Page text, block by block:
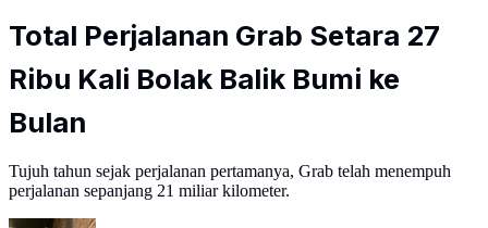
Total Perjalanan Grab Setara 27
Ribu Kali Bolak Balik Bumi ke
Bulan
Tujuh tahun sejak perjalanan pertamanya, Grab telah menempuh
perjalanan sepanjang 21 miliar kilometer.